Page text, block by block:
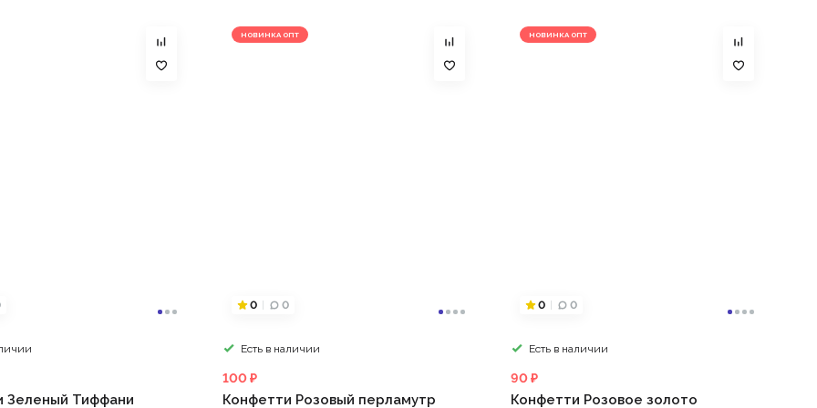
Зеленый Тиффани
НОВИНКА ОПТ
0 0
Есть в наличии
100 ₽
Конфетти Розовый перламутр
НОВИНКА ОПТ
0 0
Есть в наличии
90 ₽
Конфетти Розовое золото